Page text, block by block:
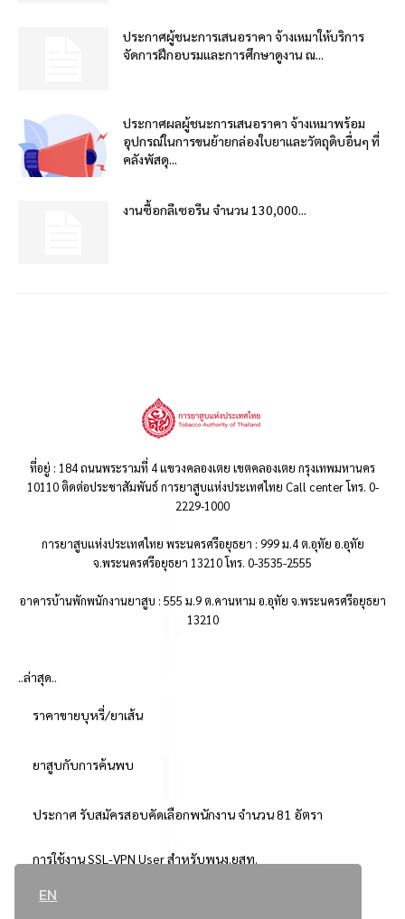
EN
ประกาศผู้ชนะการเสนอราคา จ้างเหมาให้บริการ
จัดการฝึกอบรมและการศึกษาดูงาน ณ...
ประกาศผลผู้ชนะการเสนอราคา จ้างเหมาพร้อม
อุปกรณ์ในการขนย้ายกล่องใบยาและวัตถุดิบอื่นๆ ที่
คลังพัสดุ...
งานซื้อกลีเซอรีน จำนวน 130,000...
ที่อยู่ : 184 ถนนพระรามที่ 4 แขวงคลองเตย เขตคลองเตย กรุงเทพมหานคร
10110 ติดต่อประชาสัมพันธ์ การยาสูบแห่งประเทศไทย Call center โทร. 0-
2229-1000
การยาสูบแห่งประเทศไทย พระนครศรีอยุธยา : 999 ม.4 ต.อุทัย อ.อุทัย
จ.พระนครศรีอยุธยา 13210 โทร. 0-3535-2555
อาคารบ้านพักพนักงานยาสูบ : 555 ม.9 ต.คานหาม อ.อุทัย จ.พระนครศรีอยุธยา
13210
..ล่าสุด..
ราคาขายบุหรี่/ยาเส้น
ยาสูบกับการค้นพบ
ประกาศ รับสมัครสอบคัดเลือกพนักงาน จำนวน 81 อัตรา
การใช้งาน SSL-VPN User สำหรับพนง.ยสท.
..ยอดนิยม..